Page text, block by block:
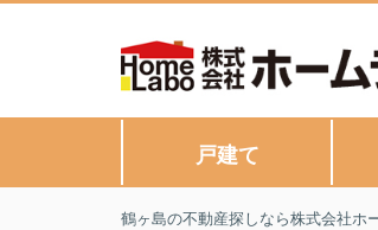
戸建て
鶴ヶ島の不動産探しなら株式会社ホ